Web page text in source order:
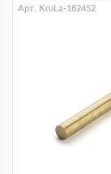
Арт. KruLa-182452